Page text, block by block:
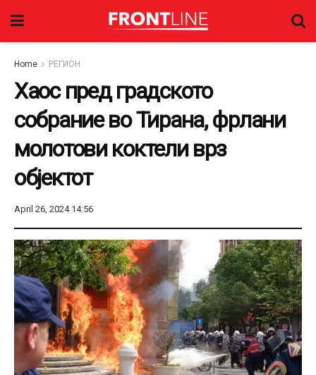
Home РЕГИОН
Хаос пред градското
собрание во Тирана, фрлани
молотови коктели врз
објектот
April 26, 2024 14:56